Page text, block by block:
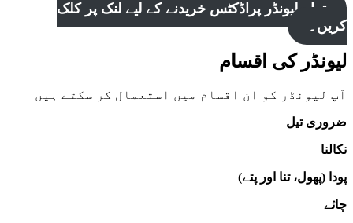
تمام لیونڈر پراڈکٹس خریدنے کے لیے لنک پر کلک
کریں۔
لیونڈر کی اقسام
آپ لیونڈر کو ان اقسام میں استعمال کر سکتے ہیں
ضروری تیل
نکالنا
پودا (پھول، تنا اور پتے)
چائے